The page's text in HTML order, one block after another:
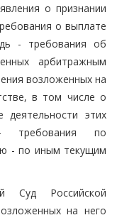
о признании
о выплате
- требования об
арбитражным
возложенных на
в том числе о
деятельности этих
по
- по иным текущим
Суд Российской
на него